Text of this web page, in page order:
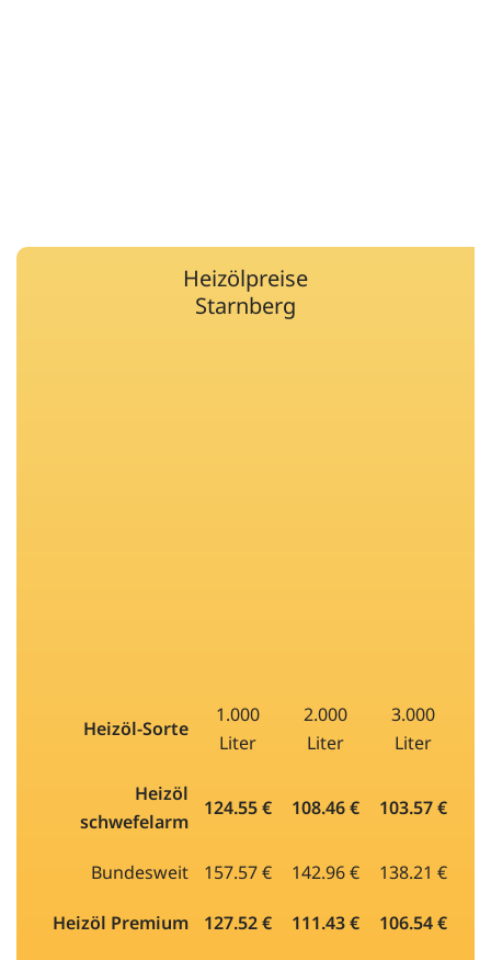
Heizölpreise
Starnberg
Heizöl-Sorte
1.000
Liter
2.000
Liter
3.000
Liter
Heizöl
schwefelarm
124.55 € 108.46 € 103.57 €
Bundesweit 157.57 € 142.96 € 138.21 €
Heizöl Premium 127.52 € 111.43 € 106.54 €